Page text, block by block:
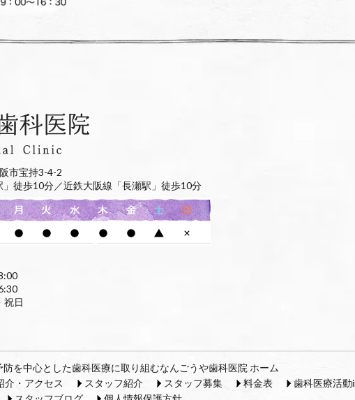
市宝持3-4-2
徒歩10分／近鉄大阪線「長瀬駅」徒歩10分
祝日
を中心とした歯科医療に取り組むなんごうや歯科医院 ホーム
介・アクセス スタッフ紹介 スタッフ募集 料金表 歯科医療活動